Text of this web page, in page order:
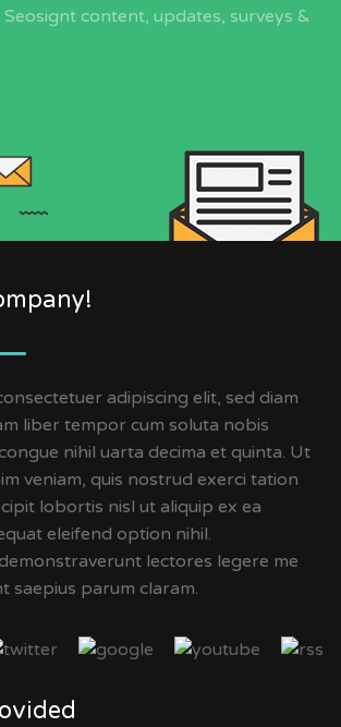
content, updates, surveys &
adipiscing elit, sed diam
liber tempor cum soluta nobis
nihil uarta decima et quinta. Ut
veniam, quis nostrud exerci tation
lobortis nisl ut aliquip ex ea
eleifend option nihil.
lectores legere me
saepius parum claram.